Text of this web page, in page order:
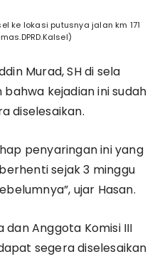
ke lokasi putusnya jalan km 171
Murad, SH di sela
kejadian ini sudah
diselesaikan.
penyaringan ini yang
sejak 3 minggu
ujar Hasan.
dan Anggota Komisi III
segera diselesaikan